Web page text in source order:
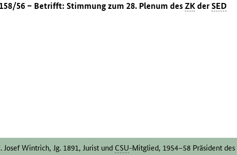
56 – Betrifft: Stimmung zum 28. Plenum desZKderSED
Wintrich, Jg. 1891, Jurist und CSU-Mitglied, 1954–58 Präsident des